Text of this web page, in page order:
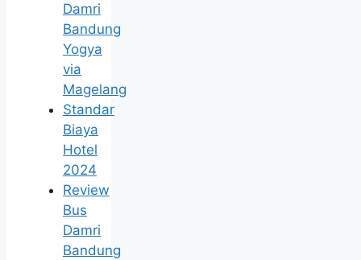
Damri
Bandung
Yogya
via
Magelang
Standar
Biaya
Hotel
2024
Review
Bus
Damri
Bandung